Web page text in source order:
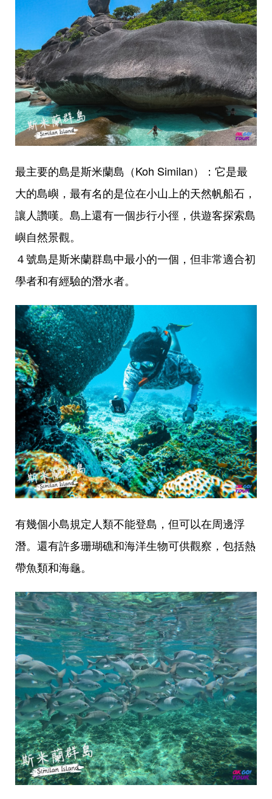
最主要的島是斯米蘭島（Koh Similan）：它是最
大的島嶼，最有名的是位在小山上的天然帆船石，
讓人讚嘆。島上還有一個步行小徑，供遊客探索島
嶼自然景觀。
４號島是斯米蘭群島中最小的一個，但非常適合初
學者和有經驗的潛水者。
有幾個小島規定人類不能登島，但可以在周邊浮
潛。還有許多珊瑚礁和海洋生物可供觀察，包括熱
帶魚類和海龜。